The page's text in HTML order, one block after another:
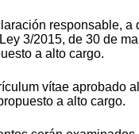
responsable, a
3/2015, de 30 de
a alto cargo.
vítae aprobado
a alto cargo.